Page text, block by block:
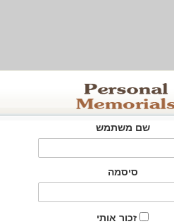
שם משתמש
סיסמה
זכור אותי